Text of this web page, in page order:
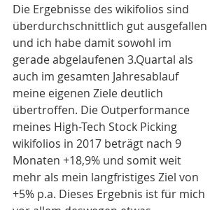
Die Ergebnisse des wikifolios sind
überdurchschnittlich gut ausgefallen
und ich habe damit sowohl im
gerade abgelaufenen 3.Quartal als
auch im gesamten Jahresablauf
meine eigenen Ziele deutlich
übertroffen. Die Outperformance
meines High-Tech Stock Picking
wikifolios in 2017 beträgt nach 9
Monaten +18,9% und somit weit
mehr als mein langfristiges Ziel von
+5% p.a. Dieses Ergebnis ist für mich